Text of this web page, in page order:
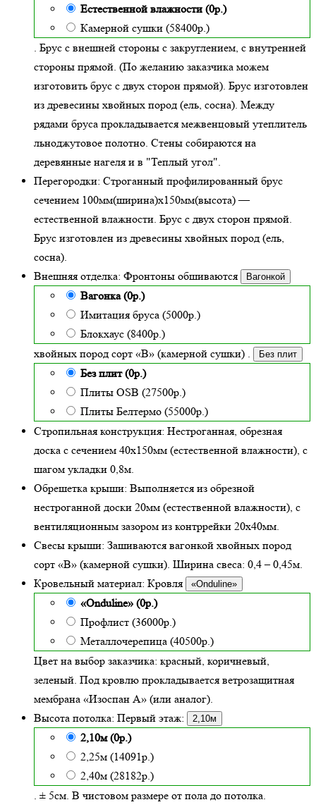
Естественной влажности (0р.)
Камерной сушки (58400р.)
. Брус с внешней стороны с закруглением, с внутренней
стороны прямой. (По желанию заказчика можем
изготовить брус с двух сторон прямой). Брус изготовлен
из древесины хвойных пород (ель, сосна). Между
рядами бруса прокладывается межвенцовый утеплитель
льноджутовое полотно. Стены собираются на
деревянные нагеля и в "Теплый угол".
Перегородки: Строганный профилированный брус
сечением 100мм(ширина)x150мм(высота) —
естественной влажности. Брус с двух сторон прямой.
Брус изготовлен из древесины хвойных пород (ель,
сосна).
Внешняя отделка: Фронтоны обшиваются Вагонкой
Вагонка (0р.)
Имитация бруса (5000р.)
Блокхаус (8400р.)
хвойных пород сорт «В» (камерной сушки) . Без плит
Без плит (0р.)
Плиты OSB (27500р.)
Плиты Белтермо (55000р.)
Стропильная конструкция: Нестроганная, обрезная
доска с сечением 40х150мм (естественной влажности), с
шагом укладки 0,8м.
Обрешетка крыши: Выполняется из обрезной
нестроганной доски 20мм (естественной влажности), с
вентиляционным зазором из контррейки 20х40мм.
Свесы крыши: Зашиваются вагонкой хвойных пород
сорт «В» (камерной сушки). Ширина свеса: 0,4 – 0,45м.
Кровельный материал: Кровля «Onduline»
«Onduline» (0р.)
Профлист (36000р.)
Металлочерепица (40500р.)
Цвет на выбор заказчика: красный, коричневый,
зеленый. Под кровлю прокладывается ветрозащитная
мембрана «Изоспан А» (или аналог).
Высота потолка: Первый этаж: 2,10м
2,10м (0р.)
2,25м (14091р.)
2,40м (28182р.)
. ± 5см. В чистовом размере от пола до потолка.